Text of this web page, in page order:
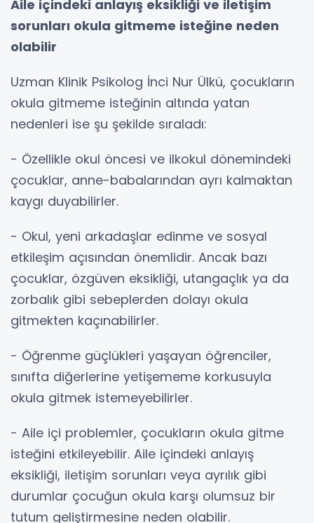
Aile içindeki anlayış eksikliği ve iletişim
sorunları okula gitmeme isteğine neden
olabilir
Uzman Klinik Psikolog İnci Nur Ülkü, çocukların
okula gitmeme isteğinin altında yatan
nedenleri ise şu şekilde sıraladı:
- Özellikle okul öncesi ve ilkokul dönemindeki
çocuklar, anne-babalarından ayrı kalmaktan
kaygı duyabilirler.
- Okul, yeni arkadaşlar edinme ve sosyal
etkileşim açısından önemlidir. Ancak bazı
çocuklar, özgüven eksikliği, utangaçlık ya da
zorbalık gibi sebeplerden dolayı okula
gitmekten kaçınabilirler.
- Öğrenme güçlükleri yaşayan öğrenciler,
sınıfta diğerlerine yetişememe korkusuyla
okula gitmek istemeyebilirler.
- Aile içi problemler, çocukların okula gitme
isteğini etkileyebilir. Aile içindeki anlayış
eksikliği, iletişim sorunları veya ayrılık gibi
durumlar çocuğun okula karşı olumsuz bir
tutum geliştirmesine neden olabilir.